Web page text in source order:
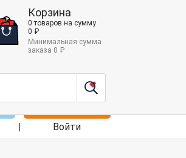
Корзина
0 товаров на сумму
0 ₽
Минимальная сумма
заказа 0 ₽
Войти